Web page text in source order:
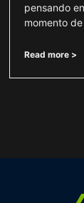
pensando
momento
Read more >